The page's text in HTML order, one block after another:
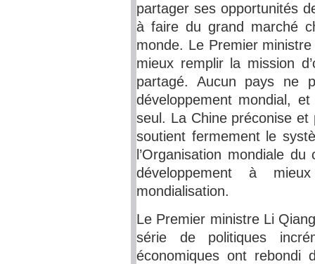
partager ses opportunités
à faire du grand marché
monde. Le Premier
mieux remplir la mission
partagé. Aucun pays ne
développement mondial,
seul. La Chine préconise
soutient fermement le
l’Organisation mondiale
développement à
mondialisation.
Le Premier ministre Li
série de politiques
économiques ont rebondi